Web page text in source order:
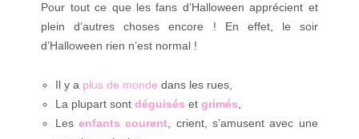
Pour tout ce que les fans d’Halloween apprécient et
plein d’autres choses encore ! En effet, le soir
d’Halloween rien n’est normal !
Il y a plus de monde dans les rues,
La plupart sont déguisés et grimés
Lesenfants courent , crient, s’amusent avec une